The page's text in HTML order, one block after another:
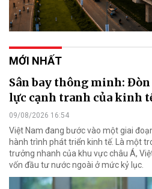
MỚI NHẤT
Sân bay thông minh:
lực cạnh tranh của kinh
09/08/2026 16:54
Việt Nam đang bước vào một giai
hành trình phát triển kinh tế. Là một
trưởng nhanh của khu vực châu Á,
vốn đầu tư nước ngoài ở mức kỷ lục.